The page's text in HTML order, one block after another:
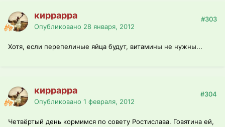
киррарра
Опубликовано 28 января, 2012
#303
Хотя, если перепелиные яйца будут, витамины не нужны...
киррарра
Опубликовано 1 февраля, 2012
#304
Четвёртый день кормимся по совету Ростислава. Говятина ей,